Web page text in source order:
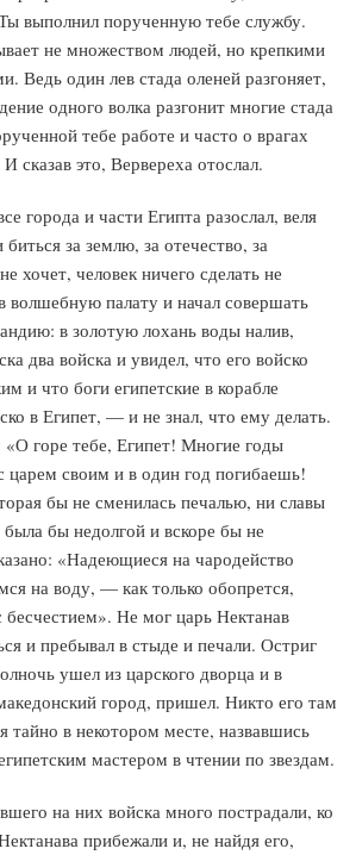
выполнил порученную тебе службу.
не множеством людей, но крепкими
Ведь один лев стада оленей разгоняет,
одного волка разгонит многие стада
тебе работе и часто о врагах
сказав это, Вервереха отослал.
города и части Египта разослал, веля
биться за землю, за отечество, за
хочет, человек ничего сделать не
палату и начал совершать
в золотую лохань воды налив,
два войска и увидел, что его войско
и что боги египетские в корабле
в Египет, — и не знал, что ему делать.
«О горе тебе, Египет! Многие годы
царем своим и в один год погибаешь!
бы не сменилась печалью, ни славы
была бы недолгой и вскоре бы не
«Надеющиеся на чародейство
на воду, — как только обопрется,
бесчестием». Не мог царь Нектанав
и пребывал в стыде и печали. Остриг
ушел из царского дворца и в
город, пришел. Никто его там
тайно в некотором месте, назвавшись
мастером в чтении по звездам.
на них войска много пострадали, ко
прибежали и, не найдя его,